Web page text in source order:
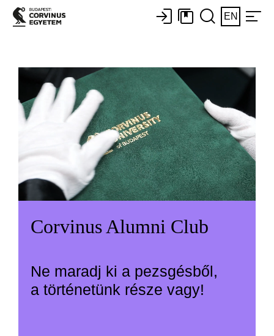
EN
Corvinus Alumni Club
Ne maradj ki a pezsgésből,
a történetünk része vagy!